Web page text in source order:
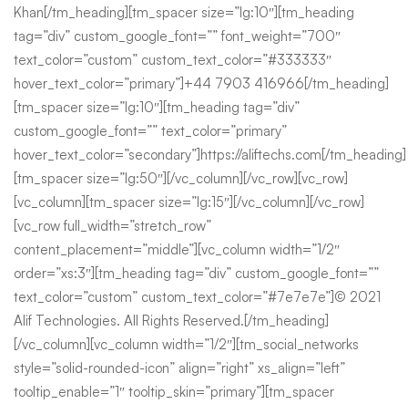
Khan[/tm_heading][tm_spacer size=”lg:10″][tm_heading
tag=”div” custom_google_font=”” font_weight=”700″
text_color=”custom” custom_text_color=”#333333″
hover_text_color=”primary”]+44 7903 416966[/tm_heading]
[tm_spacer size=”lg:10″][tm_heading tag=”div”
custom_google_font=”” text_color=”primary”
hover_text_color=”secondary”]https://aliftechs.com[/tm_heading]
[tm_spacer size=”lg:50″][/vc_column][/vc_row][vc_row]
[vc_column][tm_spacer size=”lg:15″][/vc_column][/vc_row]
[vc_row full_width=”stretch_row”
content_placement=”middle”][vc_column width=”1/2″
order=”xs:3″][tm_heading tag=”div” custom_google_font=””
text_color=”custom” custom_text_color=”#7e7e7e”]© 2021
Alif Technologies. All Rights Reserved.[/tm_heading]
[/vc_column][vc_column width=”1/2″][tm_social_networks
style=”solid-rounded-icon” align=”right” xs_align=”left”
tooltip_enable=”1″ tooltip_skin=”primary”][tm_spacer